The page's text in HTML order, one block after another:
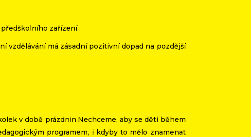
zařízení.
vzdělávání má zásadní pozitivní dopad na pozdější
v době prázdnin.Nechceme, aby se děti během
programem, i kdyby to mělo znamenat